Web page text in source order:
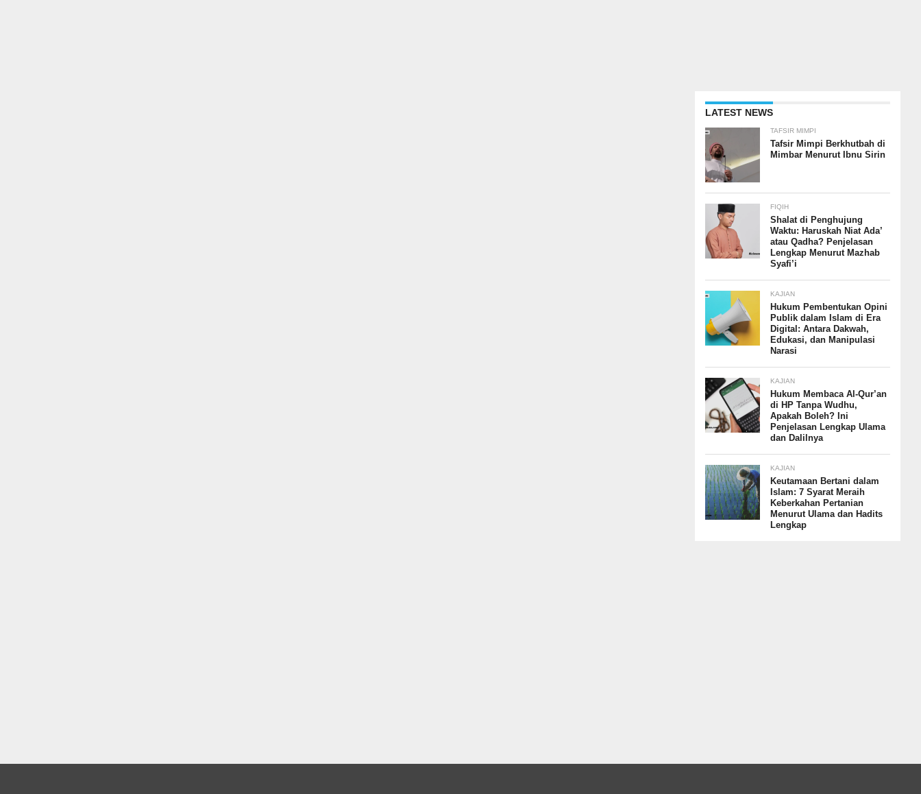
LATEST NEWS
TAFSIR MIMPI
Tafsir Mimpi Berkhutbah di
Mimbar Menurut Ibnu Sirin
FIQIH
Shalat di Penghujung
Waktu: Haruskah Niat Ada’
atau Qadha? Penjelasan
Lengkap Menurut Mazhab
Syafi’i
KAJIAN
Hukum Pembentukan Opini
Publik dalam Islam di Era
Digital: Antara Dakwah,
Edukasi, dan Manipulasi
Narasi
KAJIAN
Hukum Membaca Al-Qur’an
di HP Tanpa Wudhu,
Apakah Boleh? Ini
Penjelasan Lengkap Ulama
dan Dalilnya
KAJIAN
Keutamaan Bertani dalam
Islam: 7 Syarat Meraih
Keberkahan Pertanian
Menurut Ulama dan Hadits
Lengkap